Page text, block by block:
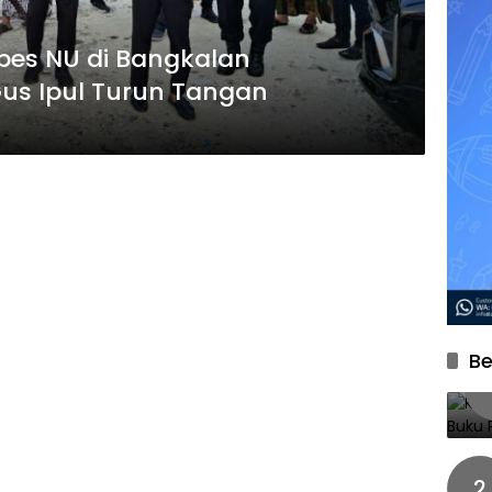
NU di Bangkalan
Ipul Turun Tangan